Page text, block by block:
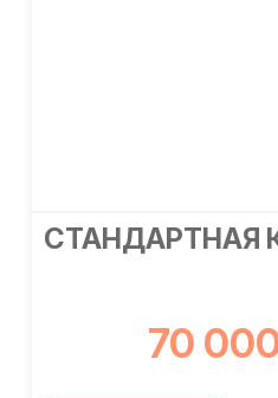
СТАНДАРТНАЯ
70